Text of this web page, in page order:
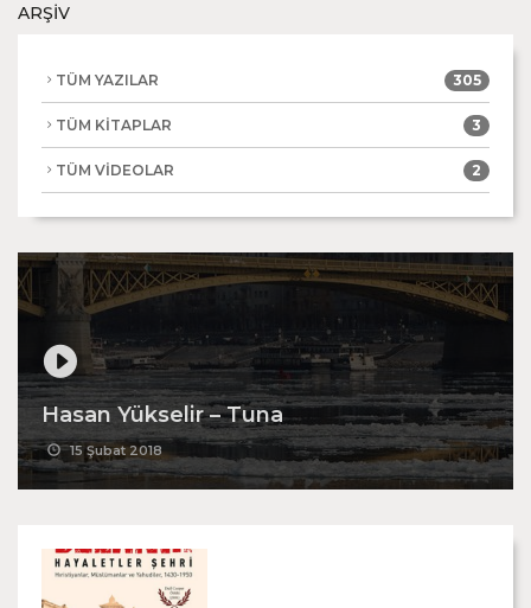
ARŞİV
TÜM YAZILAR 305
TÜM KİTAPLAR 3
TÜM VİDEOLAR 2
Hasan Yükselir – Tuna
15 Şubat 2018